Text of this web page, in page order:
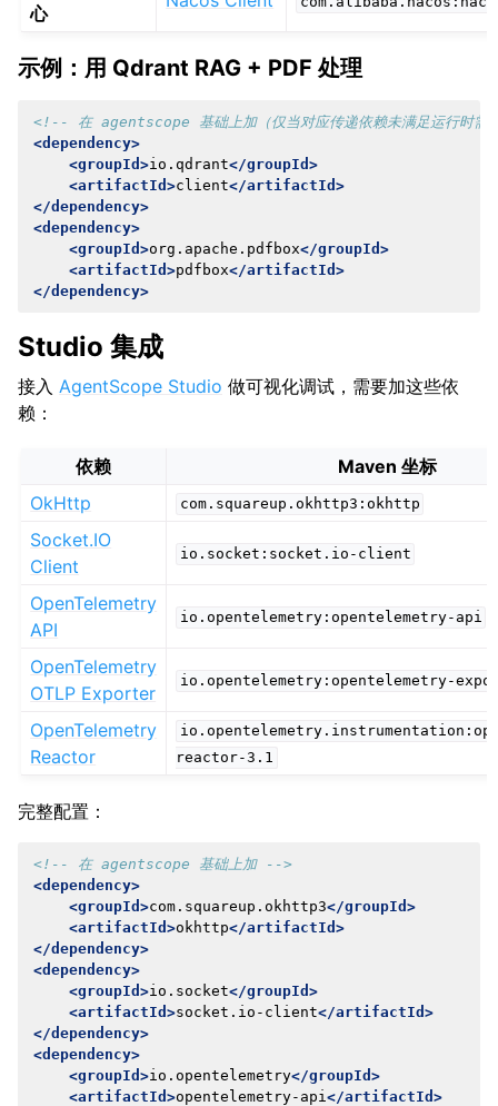
心
示例：用 Qdrant RAG + PDF 处理
<!-- 在 agentscope 基础上加（仅当对应传递依赖未满足运行时需
<dependency>
<groupId>io.qdrant</groupId>
<artifactId>client</artifactId>
</dependency>
<dependency>
<groupId>org.apache.pdfbox</groupId>
<artifactId>pdfbox</artifactId>
</dependency>
Studio 集成
接入 AgentScope Studio 做可视化调试，需要加这些依
赖：
依赖
Maven 坐标
OkHttp
com.squareup.okhttp3:okhttp
Socket.IO
Client
io.socket:socket.io-client
OpenTelemetry
API
io.opentelemetry:opentelemetry-api
OpenTelemetry
OTLP Exporter
io.opentelemetry:opentelemetry-
OpenTelemetry
Reactor
reactor-3.1
完整配置：
<!-- 在 agentscope 基础上加 -->
<dependency>
<groupId>com.squareup.okhttp3</groupId>
<artifactId>okhttp</artifactId>
</dependency>
<dependency>
<groupId>io.socket</groupId>
<artifactId>socket.io-client</artifactId>
</dependency>
<dependency>
<groupId>io.opentelemetry</groupId>
<artifactId>opentelemetry-api </artifactId>